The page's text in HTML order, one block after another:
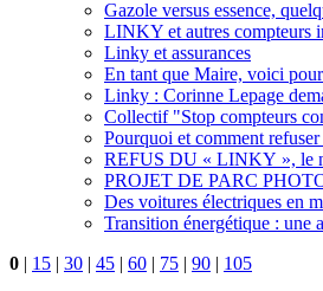
Gazole versus essence,
LINKY et autres compteurs
Linky et assurances
En tant que Maire, voici
Linky : Corinne Lepage
Collectif "Stop compteurs
Pourquoi et comment
REFUS DU « LINKY », le
PROJET DE PARC
Des voitures électriques en
Transition énergétique : une
0 | 15 | 30 | 45 | 60 | 75 | 90 | 105